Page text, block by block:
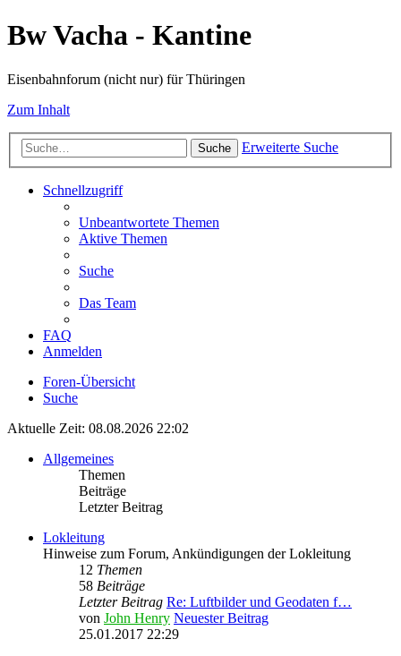
Bw Vacha - Kantine
Eisenbahnforum (nicht nur) für Thüringen
Zum Inhalt
Suche Erweiterte Suche
Schnellzugriff
Unbeantwortete Themen
Aktive Themen
Suche
Das Team
FAQ
Anmelden
Foren-Übersicht
Suche
Aktuelle Zeit: 08.08.2026 22:02
Allgemeines
Themen
Beiträge
Letzter Beitrag
Lokleitung
Hinweise zum Forum, Ankündigungen der Lokleitung
12 Themen
58 Beiträge
Letzter Beitrag Re: Luftbilder und Geodaten f…
von John Henry Neuester Beitrag
25.01.2017 22:29